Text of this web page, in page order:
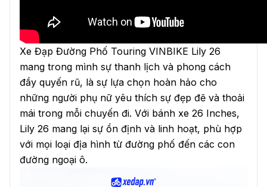
Xe Đạp Đường Phố Touring VINBIKE Lily 26
mang trong mình sự thanh lịch và phong cách
đầy quyến rũ, là sự lựa chọn hoàn hảo cho
những người phụ nữ yêu thích sự đẹp đẽ và thoải
mái trong mỗi chuyến đi. Với bánh xe 26 Inches,
Lily 26 mang lại sự ổn định và linh hoạt, phù hợp
với mọi loại địa hình từ đường phố đến các con
đường ngoại ô.